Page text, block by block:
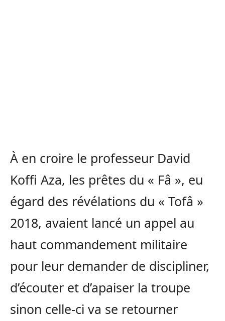
À en croire le professeur David
Koffi Aza, les prêtes du « Fâ », eu
égard des révélations du « Tofâ »
2018, avaient lancé un appel au
haut commandement militaire
pour leur demander de discipliner,
d’écouter et d’apaiser la troupe
sinon celle-ci va se retourner